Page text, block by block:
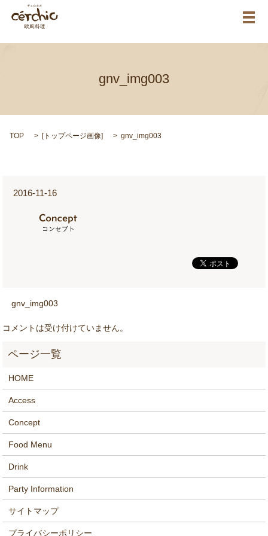
メ
gnv_img003
TOP [トップページ画像] gnv_img003
2016-11-16
gnv_img003
コメントは受け付けていません。
HOME
Access
Concept
Food Menu
Drink
Party Information
サイトマップ
プライバシーポリシー